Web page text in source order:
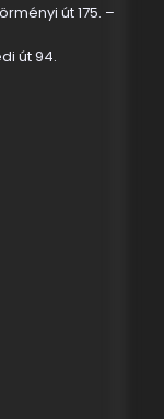
út 175. –
út 94.